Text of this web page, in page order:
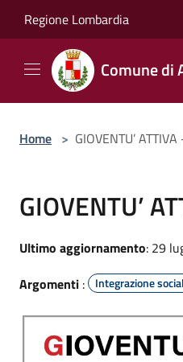
Regione Lombardia
Comune di
Home > GIOVENTU’
GIOVENTU’
Ultimo aggiornamento: 29
Argomenti : Integrazione